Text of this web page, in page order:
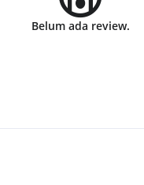
Belum ada review.